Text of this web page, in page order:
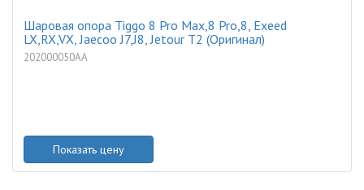
Шаровая опора Tiggo 8 Pro Max,8 Pro,8, Exeed
LX,RX,VX, Jaecoo J7,J8, Jetour T2 (Оригинал)
202000050AA
Показать цену